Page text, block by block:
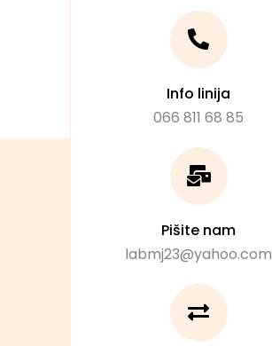
Info linija
066 811 68 85
Pišite nam
labmj23@yahoo.com